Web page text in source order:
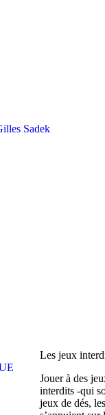
Les jeux
Jouer à des
interdits -qui
jeux de dés,